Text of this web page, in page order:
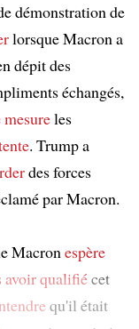
démonstration de
lorsque Macron a
dépit des
échangés,
les
. Trump a
des forces
par Macron.
Macronespère
avoir qualifiécet
qu'il était